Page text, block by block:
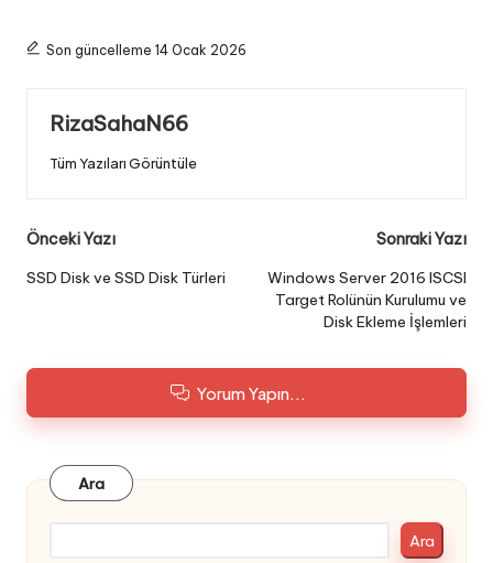
Son güncelleme 14 Ocak 2026
RizaSahaN66
Tüm Yazıları Görüntüle
Post
navigation
Önceki Yazı
SSD Disk ve SSD Disk Türleri
Sonraki Yazı
Windows Server 2016 ISCSI
Target Rolünün Kurulumu ve
Disk Ekleme İşlemleri
Yorum Yapın...
Ara
Ara